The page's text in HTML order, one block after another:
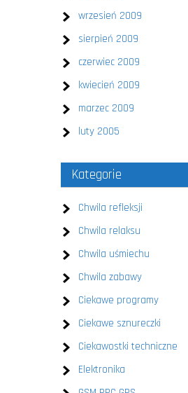
wrzesień 2009
sierpień 2009
czerwiec 2009
kwiecień 2009
marzec 2009
luty 2005
Kategorie
Chwila refleksji
Chwila relaksu
Chwila uśmiechu
Chwila zabawy
Ciekawe programy
Ciekawe sznureczki
Ciekawostki techniczne
Elektronika